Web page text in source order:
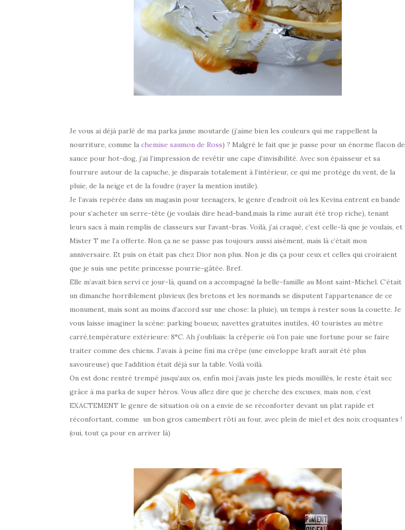
Je vous ai déjà parlé de ma parka jaune moutarde (j’aime bien les couleurs qui me rappellent la
nourriture, comme la chemise saumon de Ross) ? Malgré le fait que je passe pour un énorme flacon de
sauce pour hot-dog, j’ai l’impression de revêtir une cape d’invisibilité. Avec son épaisseur et sa
fourrure autour de la capuche, je disparais totalement à l’intérieur, ce qui me protège du vent, de la
pluie, de la neige et de la foudre (rayer la mention inutile).
Je l’avais repérée dans un magasin pour teenagers, le genre d’endroit où les Kevina entrent en bande
pour s’acheter un serre-tête (je voulais dire head-band,mais la rime aurait été trop riche), tenant
leurs sacs à main remplis de classeurs sur l’avant-bras. Voilà, j’ai craqué, c’est celle-là que je voulais, et
Mister T me l’a offerte. Non ça ne se passe pas toujours aussi aisément, mais là c’était mon
anniversaire. Et puis on était pas chez Dior non plus. Non je dis ça pour ceux et celles qui croiraient
que je suis une petite princesse pourrie-gâtée. Bref.
Elle m’avait bien servi ce jour-là, quand on a accompagné la belle-famille au Mont saint-Michel. C’était
un dimanche horriblement pluvieux (les bretons et les normands se disputent l’appartenance de ce
monument, mais sont au moins d’accord sur une chose: la pluie), un temps à rester sous la couette. Je
vous laisse imaginer la scène: parking boueux, navettes gratuites inutiles, 40 touristes au mètre
carré,température extérieure: 8°C. Ah j’oubliais: la crêperie où l’on paie une fortune pour se faire
traiter comme des chiens. J’avais à peine fini ma crêpe (une enveloppe kraft aurait été plus
savoureuse) que l’addition était déjà sur la table. Voilà voilà.
On est donc rentré trempé jusqu’aux os, enfin moi j’avais juste les pieds mouillés, le reste était sec
grâce à ma parka de super héros. Vous allez dire que je cherche des excuses, mais non, c’est
EXACTEMENT le genre de situation où on a envie de se réconforter devant un plat rapide et
réconfortant, comme un bon gros camembert rôti au four, avec plein de miel et des noix croquantes !
(oui, tout ça pour en arriver là)